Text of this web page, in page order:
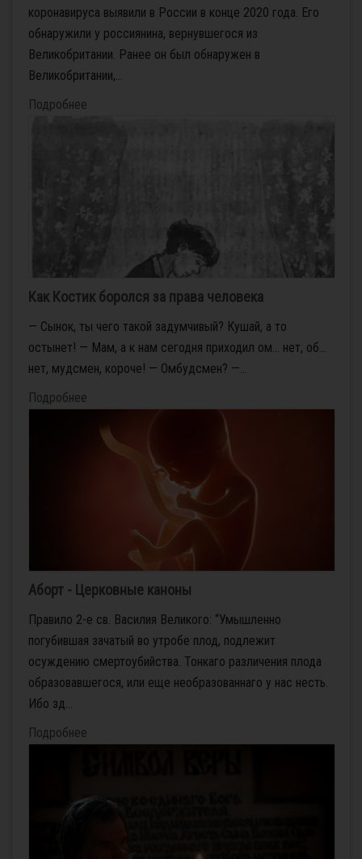
коронавируса выявили в России в конце 2020 года. Его
обнаружили у россиянина, вернувшегося из
Великобритании. Ранее он был обнаружен в
Великобритании,...
Подробнее
Как Костик боролся за права человека
— Сынок, ты чего такой задумчивый? Кушай, а то
остынет! — Мам, а к нам сегодня приходил ом… нет, об…
нет, мудсмен, короче! — Омбудсмен? —...
Подробнее
Аборт - Церковные каноны
Правило 2-е св. Василия Великого: “Умышленно
погубившая зачатый во утробе плод, подлежит
осуждению смертоубийства. Тонкаго различения плода
образовавшегося, или еще необразованнаго у нас несть.
Ибо зд...
Подробнее